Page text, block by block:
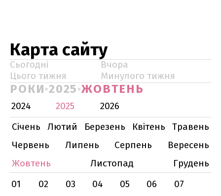
Карта сайту
Сьогодні
Вчора
Цього тижня
Минулого тижня
РОКИ 2025 ЖОВТЕНЬ
2024 2025
2026
Січень
Лютий Березень Квітень
Травень
Червень
Липень Серпень
Вересень
Жовтень
Листопад
Грудень
01
02 03 04 05 06
07